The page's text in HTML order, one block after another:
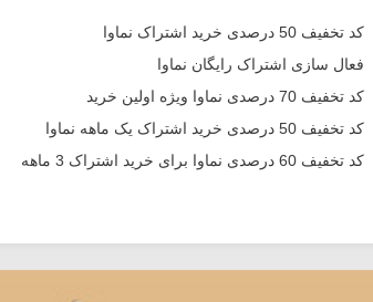
کد تخفیف 50 درصدی خرید اشتراک نماوا
فعال سازی اشتراک رایگان نماوا
کد تخفیف 70 درصدی نماوا ویژه اولین خرید
کد تخفیف 50 درصدی خرید اشتراک یک ماهه نماوا
کد تخفیف 60 درصدی نماوا برای خرید اشتراک 3 ماهه